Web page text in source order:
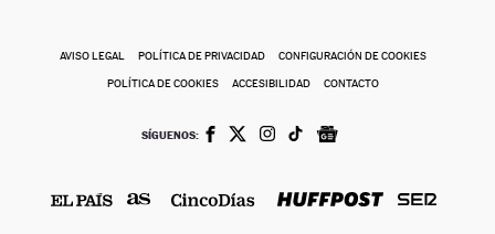
AVISO LEGAL POLÍTICA DE PRIVACIDAD CONFIGURACIÓN DE COOKIES
POLÍTICA DE COOKIES ACCESIBILIDAD CONTACTO
SÍGUENOS: